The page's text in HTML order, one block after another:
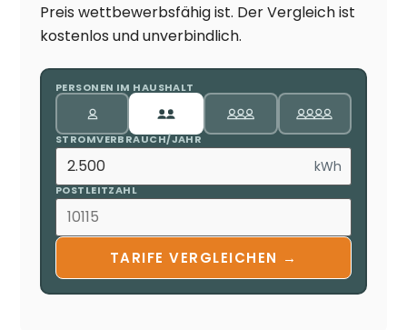
Preis wettbewerbsfähig ist. Der Vergleich ist
kostenlos und unverbindlich.
PERSONEN IM HAUSHALT
STROMVERBRAUCH/JAHR
kWh
POSTLEITZAHL
TARIFE VERGLEICHEN →